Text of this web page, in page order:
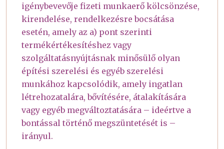
igénybevevője fizeti munkaerő kölcsönzése,
kirendelése, rendelkezésre bocsátása
esetén, amely az a) pont szerinti
termékértékesítéshez vagy
szolgáltatásnyújtásnak minősülő olyan
építési szerelési és egyéb szerelési
munkához kapcsolódik, amely ingatlan
létrehozatalára, bővítésére, átalakítására
vagy egyéb megváltoztatására – ideértve a
bontással történő megszüntetését is –
irányul.